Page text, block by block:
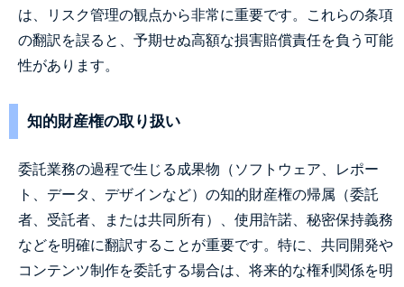
は、リスク管理の観点から非常に重要です。これらの条項
の翻訳を誤ると、予期せぬ高額な損害賠償責任を負う可能
性があります。
知的財産権の取り扱い
委託業務の過程で生じる成果物（ソフトウェア、レポー
ト、データ、デザインなど）の知的財産権の帰属（委託
者、受託者、または共同所有）、使用許諾、秘密保持義務
などを明確に翻訳することが重要です。特に、共同開発や
コンテンツ制作を委託する場合は、将来的な権利関係を明